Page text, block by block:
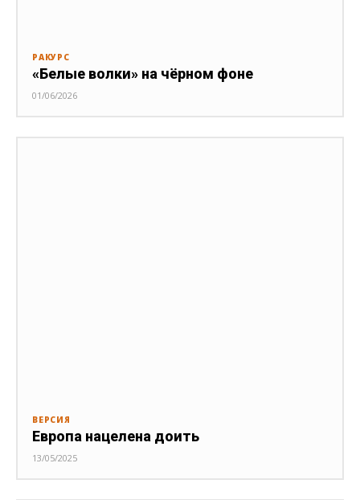
РАКУРС
«Белые волки» на чёрном фоне
01/06/2026
ВЕРСИЯ
Европа нацелена доить
13/05/2025